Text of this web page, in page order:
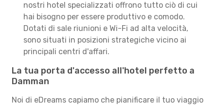
nostri hotel specializzati offrono tutto ciò di cui
hai bisogno per essere produttivo e comodo.
Dotati di sale riunioni e Wi-Fi ad alta velocità,
sono situati in posizioni strategiche vicino ai
principali centri d'affari.
La tua porta d'accesso all'hotel perfetto a
Damman
Noi di eDreams capiamo che pianificare il tuo viaggio